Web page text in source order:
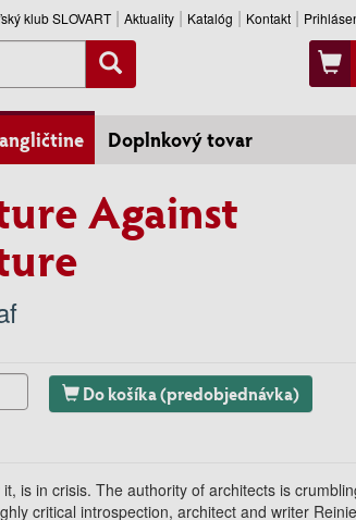
klub SLOVART Aktuality Katalóg Kontakt
Doplnkový tovar
Against
Do košíka (predobjednávka)
is in crisis. The authority of architects is
critical introspection, architect and writer